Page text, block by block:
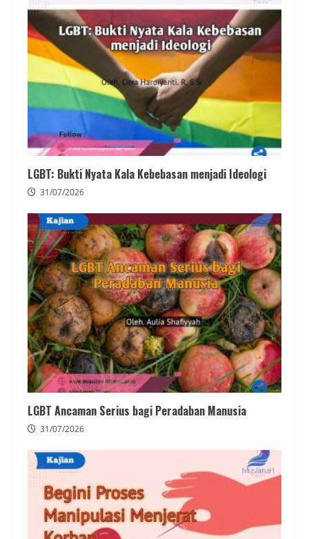
LGBT: Bukti Nyata Kala Kebebasan menjadi Ideologi
31/07/2026
LGBT Ancaman Serius bagi Peradaban Manusia
31/07/2026